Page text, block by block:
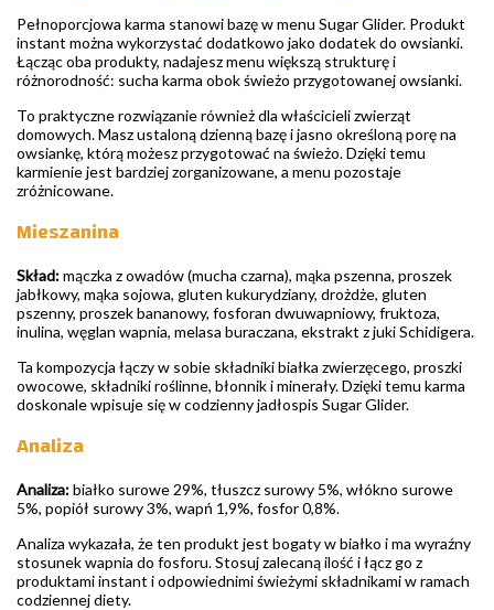
Pełnoporcjowa karma stanowi bazę w menu Sugar Glider. Produkt
instant można wykorzystać dodatkowo jako dodatek do owsianki.
Łącząc oba produkty, nadajesz menu większą strukturę i
różnorodność: sucha karma obok świeżo przygotowanej owsianki.
To praktyczne rozwiązanie również dla właścicieli zwierząt
domowych. Masz ustaloną dzienną bazę i jasno określoną porę na
owsiankę, którą możesz przygotować na świeżo. Dzięki temu
karmienie jest bardziej zorganizowane, a menu pozostaje
zróżnicowane.
Mieszanina
Skład:mączka z owadów (mucha czarna), mąka pszenna, proszek
jabłkowy, mąka sojowa, gluten kukurydziany, drożdże, gluten
pszenny, proszek bananowy, fosforan dwuwapniowy, fruktoza,
inulina, węglan wapnia, melasa buraczana, ekstrakt z juki Schidigera.
Ta kompozycja łączy w sobie składniki białka zwierzęcego, proszki
owocowe, składniki roślinne, błonnik i minerały. Dzięki temu karma
doskonale wpisuje się w codzienny jadłospis Sugar Glider.
Analiza
Analiza:białko surowe 29%, tłuszcz surowy 5%, włókno surowe
5%, popiół surowy 3%, wapń 1,9%, fosfor 0,8%.
Analiza wykazała, że ten produkt jest bogaty w białko i ma wyraźny
stosunek wapnia do fosforu. Stosuj zalecaną ilość i łącz go z
produktami instant i odpowiednimi świeżymi składnikami w ramach
codziennej diety.